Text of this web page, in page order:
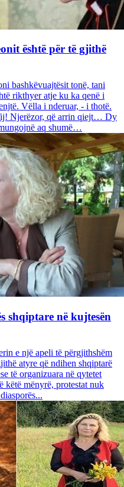
është për të gjithë
bashkëvuajtësit tonë, tani
rikthyer atje ku ka qenë i
Vëlla i nderuar, - i thotë.
Njerëzor, që arrin qiejt… Dy
aq shumë…
shqiptare në kujtesën
e një apeli të përgjithshëm
atyre që ndihen shqiptarë
të organizuara në qytetet
këtë mënyrë, protestat nuk